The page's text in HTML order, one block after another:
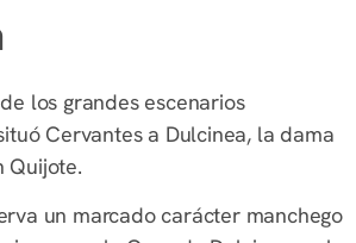
los grandes escenarios
Cervantes a Dulcinea, la dama
Quijote.
un marcado carácter manchego